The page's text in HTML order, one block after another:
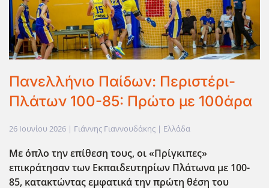
Πανελλήνιο Παίδων: Περιστέρι-
Πλάτων 100-85: Πρώτο με 100άρα
26 Ιουνίου 2026 | Γιάννης Γιαννουδάκης | Ελλάδα
Με όπλο την επίθεση τους, οι «Πρίγκιπες»
επικράτησαν των Εκπαιδευτηρίων Πλάτωνα με 100-
85, κατακτώντας εμφατικά την πρώτη θέση του